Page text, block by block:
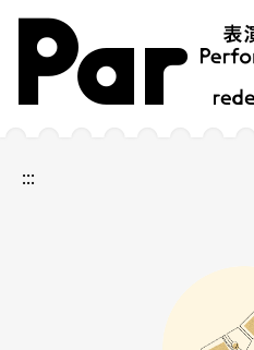
跳到主要内容区块
网站导览
:::